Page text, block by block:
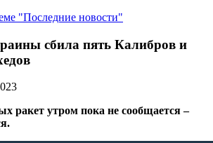
"Последние новости"
сбила пять Калибров и
ракет утром пока не сообщается –